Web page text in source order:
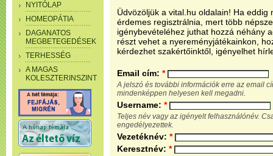
NYITÓLAP
HOMEOPÁTIA
DAGANATOS
MEGBETEGEDÉSEK
TERHESSÉG
A MAGAS
KOLESZTERINSZINT
Üdvözöljük a vital.hu oldalain! Ha eddig
érdemes regisztrálnia, mert több
igénybevételéhez juthat hozzá néhány
részt vehet a nyereményjátékainkon,
kérdezhet szakértőinktől, igényelhet
Email cím: *
A jelszó és további információk erre az email
mindenképpen helyesen kell megadni.
Username: *
Teljes név vagy az igényelt felhasználónév.
engedélyezettek.
Vezetéknév: *
Keresztnév: *